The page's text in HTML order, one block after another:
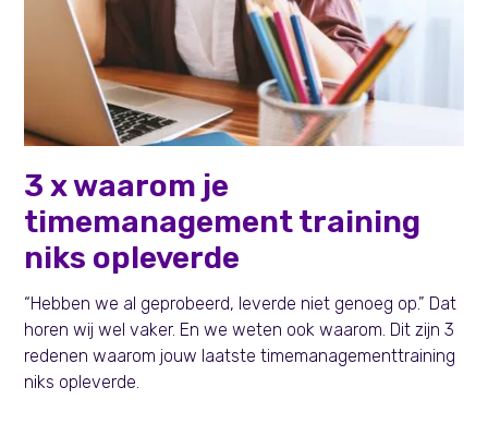
Learning & Development
3 x waarom je
timemanagement training
niks opleverde
“Hebben we al geprobeerd, leverde niet genoeg op.” Dat
horen wij wel vaker. En we weten ook waarom. Dit zijn 3
redenen waarom jouw laatste timemanagementtraining
niks opleverde.